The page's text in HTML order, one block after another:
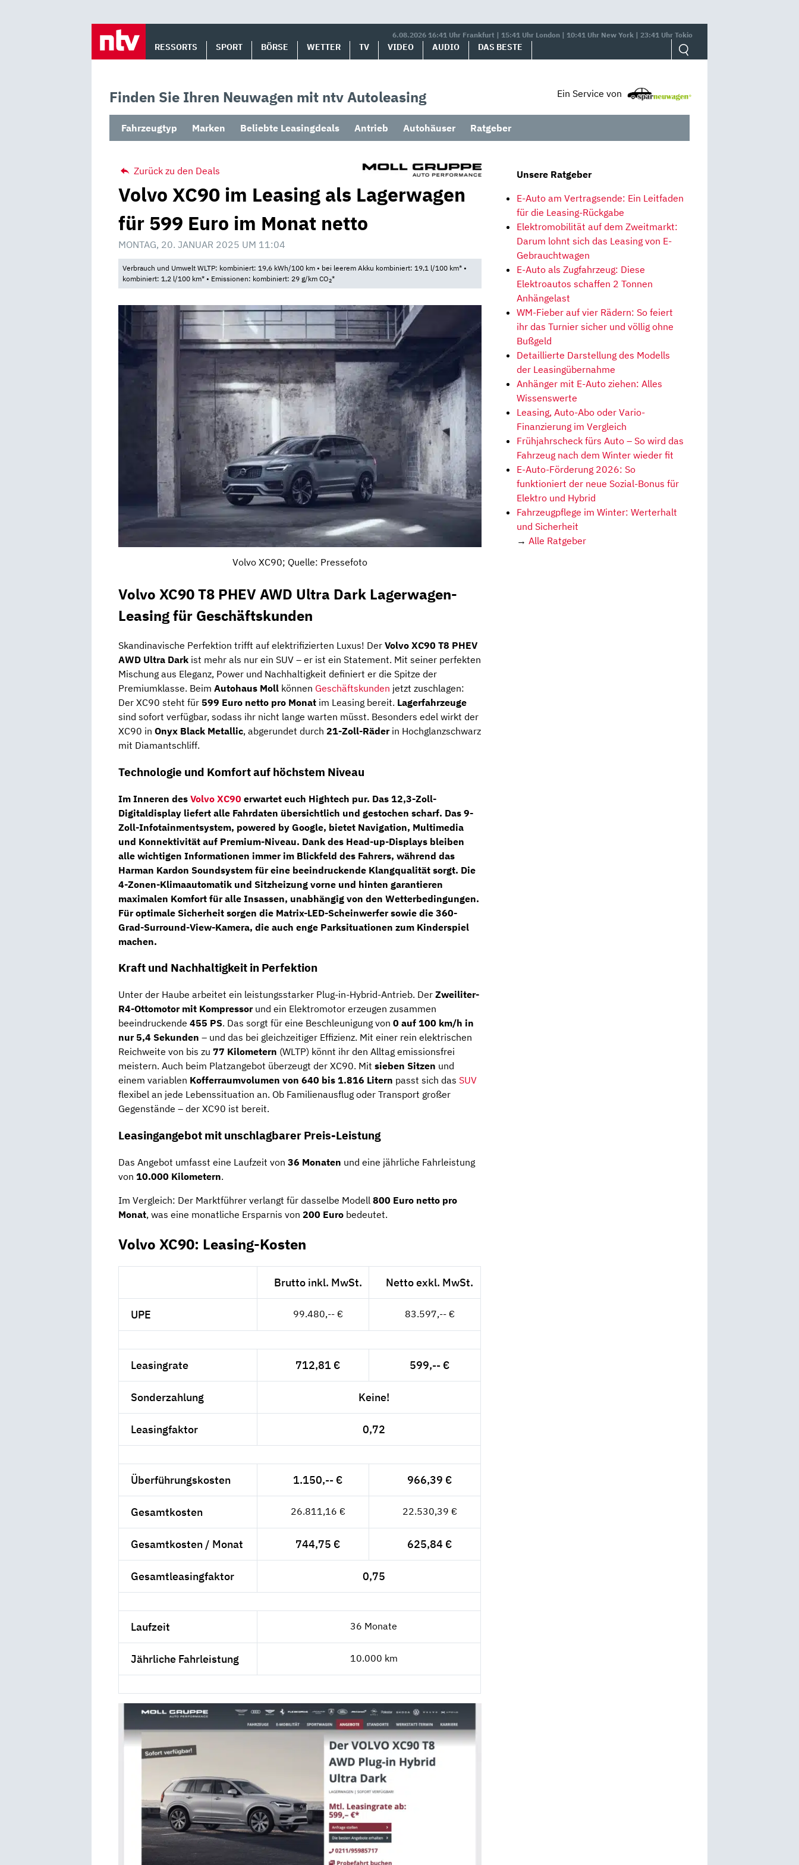
6.08.2026 16:41 Uhr Frankfurt | 15:41 Uhr London | 10:41 Uhr New York | 23:41 Uhr Tokio
RESSORTS SPORT BÖRSE WETTER TV VIDEO AUDIO DAS BESTE
Finden Sie Ihren Neuwagen mit ntv Autoleasing Ein Service von
Fahrzeugtyp Marken Beliebte Leasingdeals Antrieb Autohäuser Ratgeber
Zurück zu den Deals
Volvo XC90 im Leasing als Lagerwagen
für 599 Euro im Monat netto
MONTAG, 20. JANUAR 2025 UM 11:04
Verbrauch und Umwelt WLTP: kombiniert: 19,6 kWh/100 km • bei leerem Akku kombiniert: 19,1 l/100 km* •
kombiniert: 1,2 l/100 km* • Emissionen: kombiniert: 29 g/km CO2*
Volvo XC90; Quelle: Pressefoto
Volvo XC90 T8 PHEV AWD Ultra Dark Lagerwagen-
Leasing für Geschäftskunden
Skandinavische Perfektion trifft auf elektrifizierten Luxus! Der Volvo XC90 T8 PHEV
AWD Ultra Dark ist mehr als nur ein SUV – er ist ein Statement. Mit seiner perfekten
Mischung aus Eleganz, Power und Nachhaltigkeit definiert er die Spitze der
Premiumklasse. Beim Autohaus Moll können Geschäftskunden jetzt zuschlagen:
Der XC90 steht für 599 Euro netto pro Monat im Leasing bereit. Lagerfahrzeuge
sind sofort verfügbar, sodass ihr nicht lange warten müsst. Besonders edel wirkt der
XC90 in Onyx Black Metallic, abgerundet durch 21-Zoll-Räderin Hochglanzschwarz
mit Diamantschliff.
Technologie und Komfort auf höchstem Niveau
Im Inneren des Volvo XC90 erwartet euch Hightech pur. Das 12,3-Zoll-
Digitaldisplay liefert alle Fahrdaten übersichtlich und gestochen scharf. Das 9-
Zoll-Infotainmentsystem, powered by Google, bietet Navigation, Multimedia
und Konnektivität auf Premium-Niveau. Dank des Head-up-Displays bleiben
alle wichtigen Informationen immer im Blickfeld des Fahrers, während das
Harman Kardon Soundsystem für eine beeindruckende Klangqualität sorgt. Die
4-Zonen-Klimaautomatik und Sitzheizung vorne und hinten garantieren
maximalen Komfort für alle Insassen, unabhängig von den Wetterbedingungen.
Für optimale Sicherheit sorgen die Matrix-LED-Scheinwerfersowie die 360-
Grad-Surround-View-Kamera, die auch enge Parksituationen zum Kinderspiel
machen.
Kraft und Nachhaltigkeit in Perfektion
Unter der Haube arbeitet ein leistungsstarker Plug-in-Hybrid-Antrieb. Der Zweiliter-
R4-Ottomotor mit Kompressorund ein Elektromotor erzeugen zusammen
beeindruckende 455 PS. Das sorgt für eine Beschleunigung von 0 auf 100 km/h in
nur 5,4 Sekunden – und das bei gleichzeitiger Effizienz. Mit einer rein elektrischen
Reichweite von bis zu 77 Kilometern (WLTP) könnt ihr den Alltag emissionsfrei
meistern. Auch beim Platzangebot überzeugt der XC90. Mit sieben Sitzen und
einem variablen Kofferraumvolumen von 640 bis 1.816 Litern passt sich das SUV
flexibel an jede Lebenssituation an. Ob Familienausflug oder Transport großer
Gegenstände – der XC90 ist bereit.
Leasingangebot mit unschlagbarer Preis-Leistung
Das Angebot umfasst eine Laufzeit von 36 Monaten und eine jährliche Fahrleistung
von 10.000 Kilometern.
Im Vergleich: Der Marktführer verlangt für dasselbe Modell 800 Euro netto pro
Monat, was eine monatliche Ersparnis von 200 Euro bedeutet.
Volvo XC90: Leasing-Kosten
Brutto inkl. MwSt. Netto exkl. MwSt.
UPE 99.480,-- € 83.597,-- €
Leasingrate 712,81 € 599,-- €
Sonderzahlung Keine!
Leasingfaktor 0,72
Überführungskosten 1.150,-- € 966,39 €
Gesamtkosten 26.811,16 € 22.530,39 €
Gesamtkosten / Monat 744,75 € 625,84 €
Gesamtleasingfaktor 0,75
Laufzeit 36 Monate
Jährliche Fahrleistung 10.000 km
Unsere Ratgeber
E-Auto am Vertragsende: Ein Leitfaden
für die Leasing-Rückgabe
Elektromobilität auf dem Zweitmarkt:
Darum lohnt sich das Leasing von E-
Gebrauchtwagen
E-Auto als Zugfahrzeug: Diese
Elektroautos schaffen 2 Tonnen
Anhängelast
WM-Fieber auf vier Rädern: So feiert
ihr das Turnier sicher und völlig ohne
Bußgeld
Detaillierte Darstellung des Modells
der Leasingübernahme
Anhänger mit E-Auto ziehen: Alles
Wissenswerte
Leasing, Auto-Abo oder Vario-
Finanzierung im Vergleich
Frühjahrscheck fürs Auto – So wird das
Fahrzeug nach dem Winter wieder fit
E-Auto-Förderung 2026: So
funktioniert der neue Sozial-Bonus für
Elektro und Hybrid
Fahrzeugpflege im Winter: Werterhalt
und Sicherheit
→ Alle Ratgeber